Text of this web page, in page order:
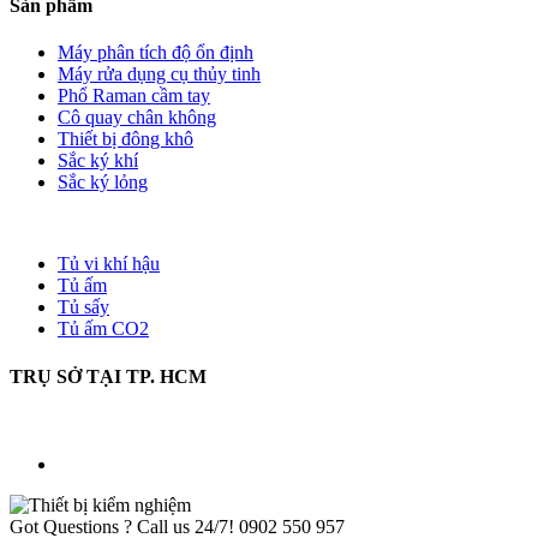
Sản phẩm
Máy phân tích độ ổn định
Máy rửa dụng cụ thủy tinh
Phổ Raman cầm tay
Cô quay chân không
Thiết bị đông khô
Sắc ký khí
Sắc ký lỏng
Tủ vi khí hậu
Tủ ấm
Tủ sấy
Tủ ấm CO2
TRỤ SỞ TẠI TP. HCM
Got Questions ? Call us 24/7! 0902 550 957